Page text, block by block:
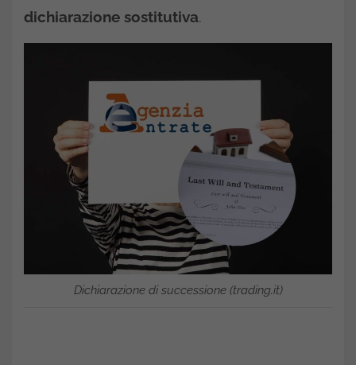
dichiarazione sostitutiva.
Dichiarazione di successione (trading.it)